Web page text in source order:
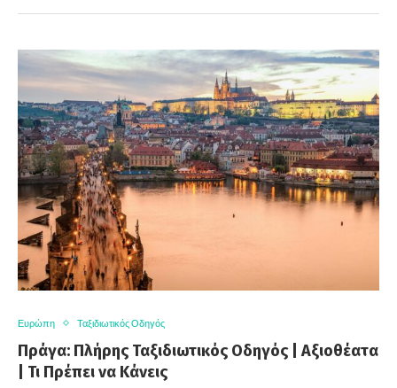
Ευρώπη Ταξιδιωτικός Οδηγός
Πράγα: Πλήρης Ταξιδιωτικός Οδηγός | Αξιοθέατα
| Τι Πρέπει να Κάνεις